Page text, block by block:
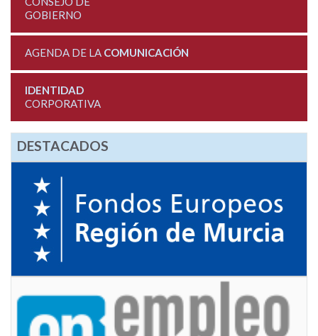
GOBIERNO
AGENDA DE LA COMUNICACIÓN
IDENTIDAD
CORPORATIVA
DESTACADOS